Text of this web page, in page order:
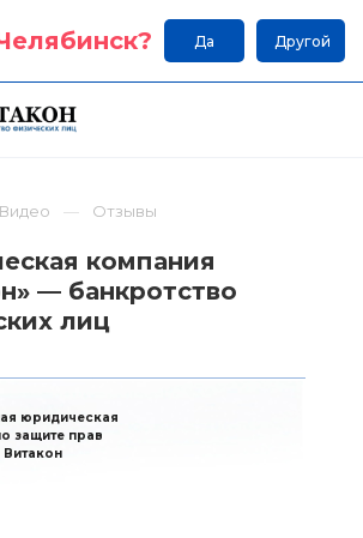
? Да Другой
Видео Отзывы
компания
— банкротство
лиц
юридическая
защите прав